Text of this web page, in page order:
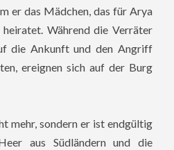
er das Mädchen, das für Arya
Während die Verräter
die Ankunft und den Angriff
ereignen sich auf der Burg
mehr, sondern er ist endgültig
aus Südländern und die